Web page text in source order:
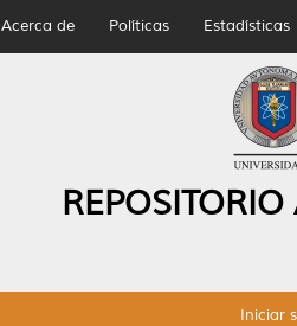
Acerca de Políticas Estadísticas
Iniciar